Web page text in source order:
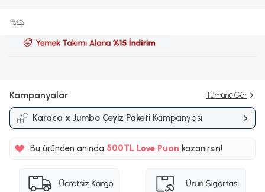
Kampanyalar Tümünü Gör
Karaca x Jumbo Çeyiz Paketi Kampanyası
Bu üründen anında 500TL Love Puan kazanırsın!